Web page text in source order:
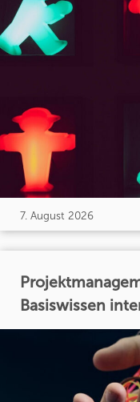
7. August 2026
Basiswissen